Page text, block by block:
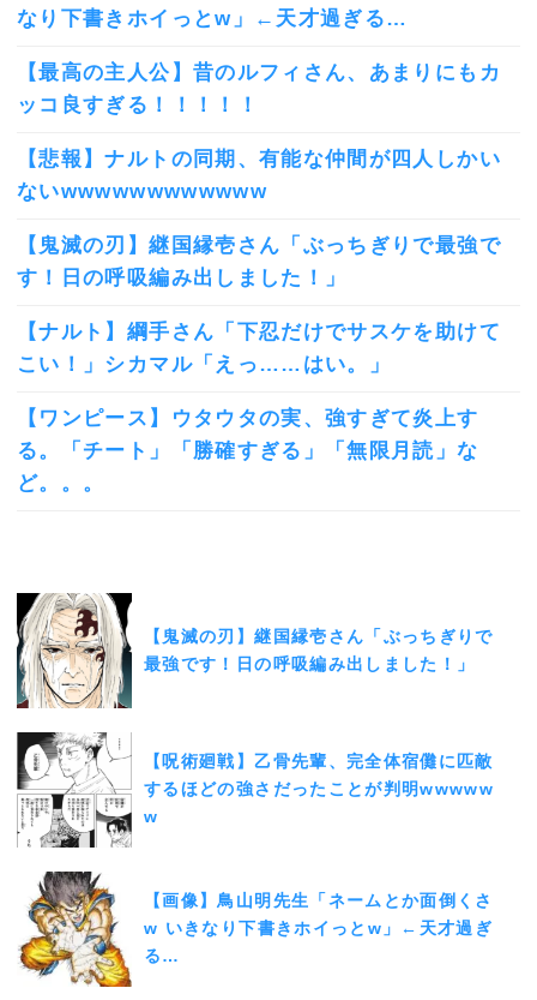
なり下書きホイっとw」←天才過ぎる…
【最高の主人公】昔のルフィさん、あまりにもカ
ッコ良すぎる！！！！！
【悲報】ナルトの同期、有能な仲間が四人しかい
ないwwwwwwwwwwww
【鬼滅の刃】継国縁壱さん「ぶっちぎりで最強で
す！日の呼吸編み出しました！」
【ナルト】綱手さん「下忍だけでサスケを助けて
こい！」シカマル「えっ……はい。」
【ワンピース】ウタウタの実、強すぎて炎上す
る。「チート」「勝確すぎる」「無限月読」な
ど。。。
【鬼滅の刃】継国縁壱さん「ぶっちぎりで
最強です！日の呼吸編み出しました！」
【呪術廻戦】乙骨先輩、完全体宿儺に匹敵
するほどの強さだったことが判明wwwww
w
【画像】鳥山明先生「ネームとか面倒くさ
w いきなり下書きホイっとw」←天才過ぎ
る…